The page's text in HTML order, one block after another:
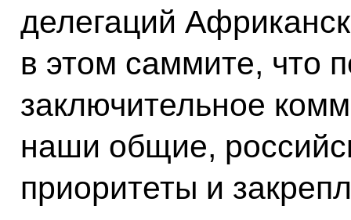
делегаций
в этом саммите, что
заключительное
наши общие,
приоритеты и